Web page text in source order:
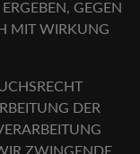
GEGEN
MIT WIRKUNG
DER